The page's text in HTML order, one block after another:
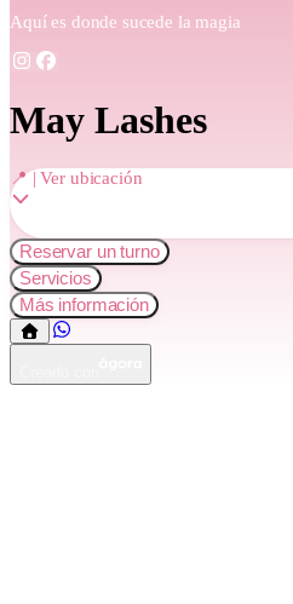
Aquí es donde sucede la magia
May Lashes
📍 | Ver ubicación
Reservar un turno
Servicios
Más información